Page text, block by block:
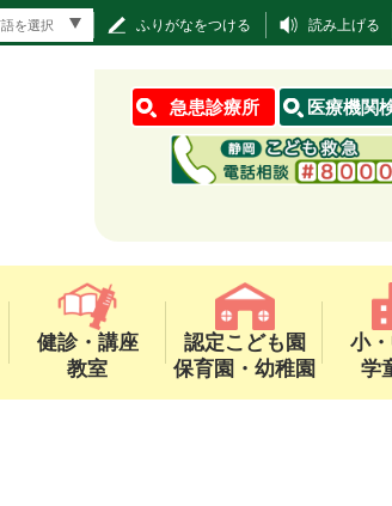
ふりがなをつける 読み上げる
急患診療所 医療機関
健診・講座
教室
認定こども園
保育園・幼稚園
小
学